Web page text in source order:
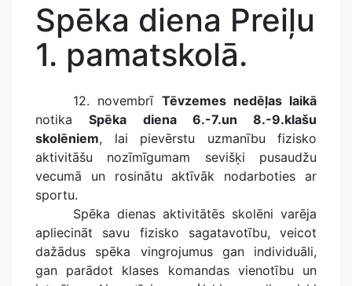
Spēka diena Preiļu
1. pamatskolā.
12. novembrī Tēvzemes nedēļas laikā
notikaSpēka diena 6.-7.un 8.-9.klašu
skolēniem, lai pievērstu uzmanību fizisko
aktivitāšu nozīmīgumam sevišķi pusaudžu
vecumā un rosinātu aktīvāk nodarboties ar
sportu.
Spēka dienas aktivitātēs skolēni varēja
apliecināt savu fizisko sagatavotību, veicot
dažādus spēka vingrojumus gan individuāli,
gan parādot klases komandas vienotību un